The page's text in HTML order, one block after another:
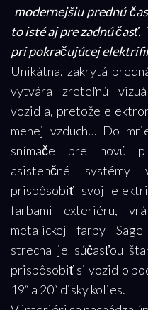
modernejšiu prednú
to isté aj pre zadnú
pri pokračujúcej
Unikátna, zakrytá
vytvára zreteľnú
vozidla, pretože
menej vzduchu. Do
snímače pre novú
asistenčné
prispôsobiť svoj
farbami exteriéru,
metalickej farby
strecha je súčasťou
prispôsobiť si vozidlo
19“ a 20“ disky kolies.